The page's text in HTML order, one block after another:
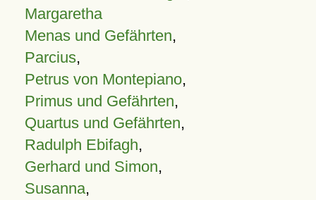
Margaretha
Menas und Gefährten,
Parcius,
Petrus von Montepiano,
Primus und Gefährten,
Quartus und Gefährten,
Radulph Ebifagh,
Gerhard und Simon,
Susanna,